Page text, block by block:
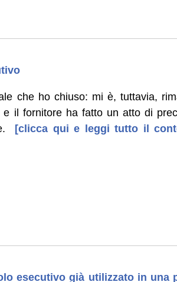
che ho chiuso: mi è, tuttavia,
il fornitore ha fatto un atto di
[clicca qui e leggi tutto il
esecutivo già utilizzato in una